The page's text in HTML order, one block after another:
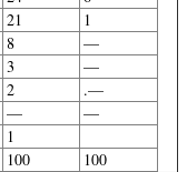
21
1
8
—
3
—
2
.—
—
—
1
100 100